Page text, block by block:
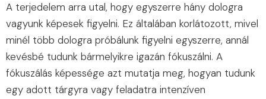
A terjedelem arra utal, hogy egyszerre hány dologra
vagyunk képesek figyelni. Ez általában korlátozott, mivel
minél több dologra próbálunk figyelni egyszerre, annál
kevésbé tudunk bármelyikre igazán fókuszálni. A
fókuszálás képessége azt mutatja meg, hogyan tudunk
egy adott tárgyra vagy feladatra intenzíven